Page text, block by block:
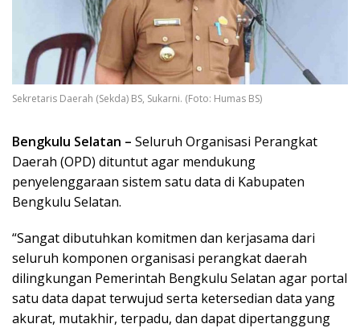
Sekretaris Daerah (Sekda) BS, Sukarni. (Foto: Humas BS)
Bengkulu Selatan – Seluruh Organisasi Perangkat
Daerah (OPD) dituntut agar mendukung
penyelenggaraan sistem satu data di Kabupaten
Bengkulu Selatan.
“Sangat dibutuhkan komitmen dan kerjasama dari
seluruh komponen organisasi perangkat daerah
dilingkungan Pemerintah Bengkulu Selatan agar portal
satu data dapat terwujud serta ketersedian data yang
akurat, mutakhir, terpadu, dan dapat dipertanggung